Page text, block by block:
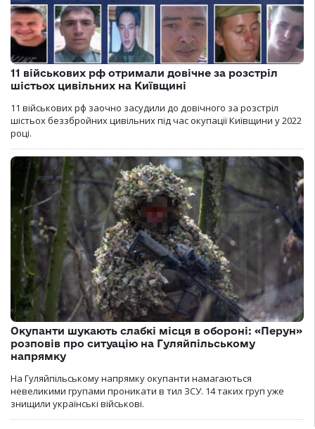
11 військових рф отримали довічне за розстріл
шістьох цивільних на Київщині
11 військових рф заочно засудили до довічного за розстріл
шістьох беззбройних цивільних під час окупації Київщини у 2022
році.
Окупанти шукають слабкі місця в обороні: «Перун»
розповів про ситуацію на Гуляйпільському
напрямку
На Гуляйпільському напрямку окупанти намагаються
невеликими групами проникати в тил ЗСУ. 14 таких груп уже
знищили українські військові.